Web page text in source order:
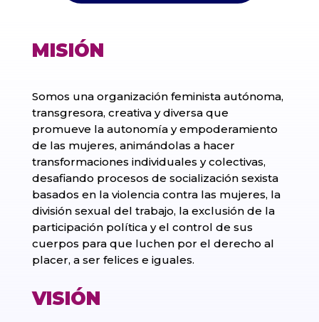
MISIÓN
Somos una organización feminista autónoma,
transgresora, creativa y diversa que
promueve la autonomía y empoderamiento
de las mujeres, animándolas a hacer
transformaciones individuales y colectivas,
desafiando procesos de socialización sexista
basados en la violencia contra las mujeres, la
división sexual del trabajo, la exclusión de la
participación política y el control de sus
cuerpos para que luchen por el derecho al
placer, a ser felices e iguales.
VISIÓN